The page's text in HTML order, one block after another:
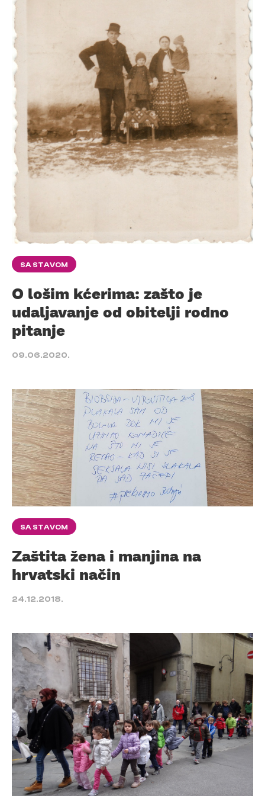
SA STAVOM
O lošim kćerima: zašto je
udaljavanje od obitelji rodno
pitanje
09.06.2020.
SA STAVOM
Zaštita žena i manjina na
hrvatski način
24.12.2018.